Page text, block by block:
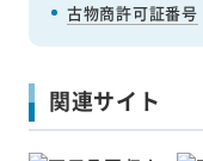
古物商許可証番号
関連サイト